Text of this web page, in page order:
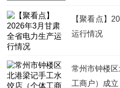
【聚看点】
运行情况
常州市钟楼
工商户）成